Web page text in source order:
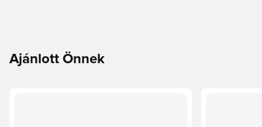
Ajánlott Önnek